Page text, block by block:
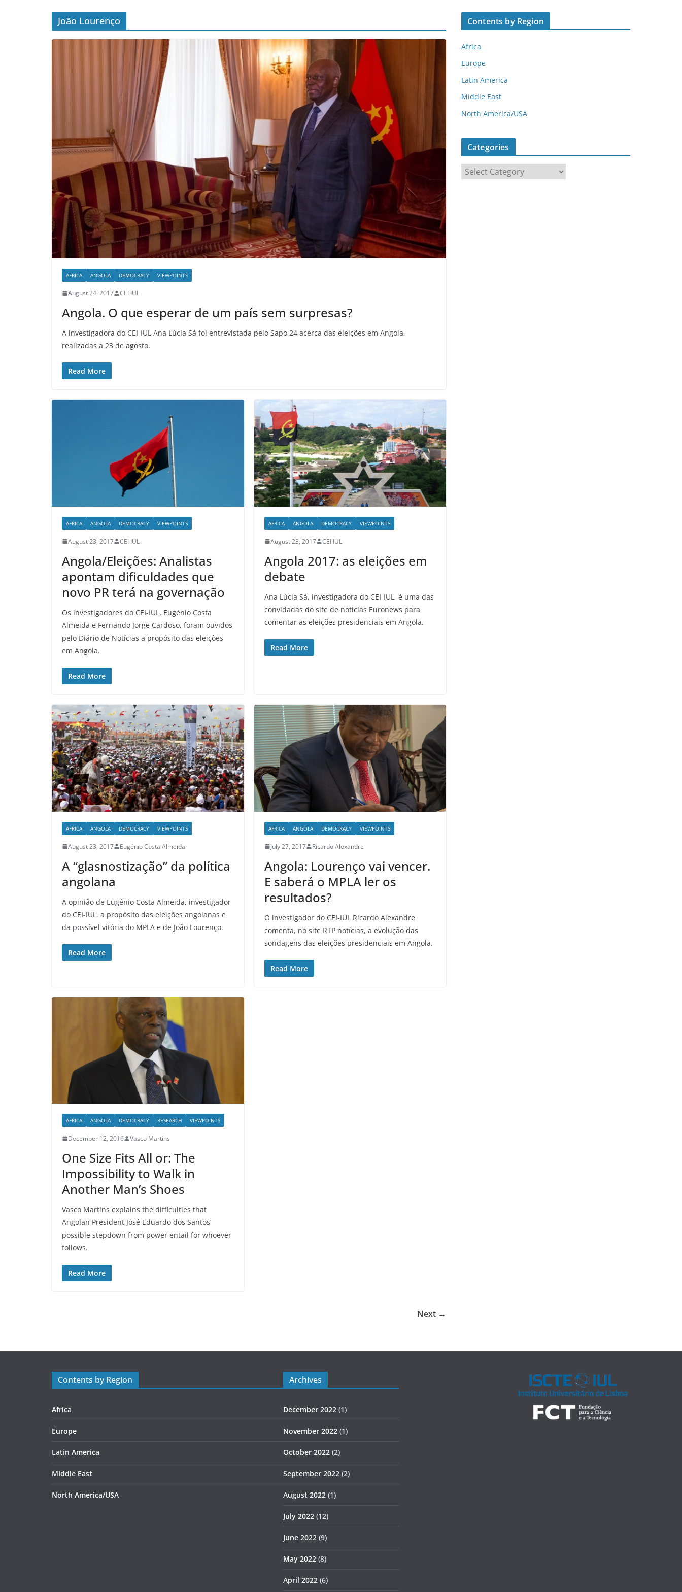
João Lourenço
AFRICA ANGOLA DEMOCRACY VIEWPOINTS
August 24, 2017 CEI IUL
Angola. O que esperar de um país sem surpresas?
A investigadora do CEI-IUL Ana Lúcia Sá foi entrevistada pelo Sapo 24 acerca das eleições em Angola,
realizadas a 23 de agosto.
Read More
AFRICA ANGOLA DEMOCRACY VIEWPOINTS
August 23, 2017 CEI IUL
Angola/Eleições: Analistas
apontam dificuldades que
novo PR terá na governação
Os investigadores do CEI-IUL, Eugénio Costa
Almeida e Fernando Jorge Cardoso, foram ouvidos
pelo Diário de Notícias a propósito das eleições
em Angola.
Read More
AFRICA ANGOLA DEMOCRACY VIEWPOINTS
August 23, 2017 CEI IUL
Angola 2017: as eleições em
debate
Ana Lúcia Sá, investigadora do CEI-IUL, é uma das
convidadas do site de notícias Euronews para
comentar as eleições presidenciais em Angola.
Read More
AFRICA ANGOLA DEMOCRACY VIEWPOINTS
August 23, 2017 Eugénio Costa Almeida
A “glasnostização” da política
angolana
A opinião de Eugénio Costa Almeida, investigador
do CEI-IUL, a propósito das eleições angolanas e
da possível vitória do MPLA e de João Lourenço.
Read More
AFRICA ANGOLA DEMOCRACY VIEWPOINTS
July 27, 2017 Ricardo Alexandre
Angola: Lourenço vai vencer.
E saberá o MPLA ler os
resultados?
O investigador do CEI-IUL Ricardo Alexandre
comenta, no site RTP notícias, a evolução das
sondagens das eleições presidenciais em Angola.
Read More
AFRICA ANGOLA DEMOCRACY RESEARCH VIEWPOINTS
December 12, 2016 Vasco Martins
One Size Fits All or: The
Impossibility to Walk in
Another Man’s Shoes
Vasco Martins explains the difficulties that
Angolan President José Eduardo dos Santos’
possible stepdown from power entail for whoever
follows.
Read More
Next →
Contents by Region
Africa
Europe
Latin America
Middle East
North America/USA
Categories
Contents by Region
Africa
Europe
Latin America
Middle East
North America/USA
Archives
December 2022 (1)
November 2022 (1)
October 2022 (2)
September 2022 (2)
August 2022 (1)
July 2022 (12)
June 2022 (9)
May 2022 (8)
April 2022 (6)